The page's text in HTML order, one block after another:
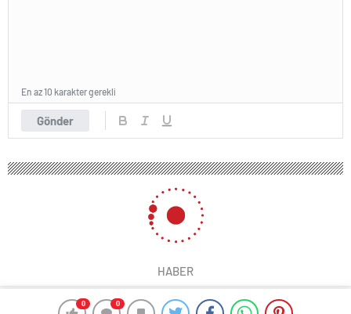
0 0
Gönder
En az 10 karakter gerekli
HABER